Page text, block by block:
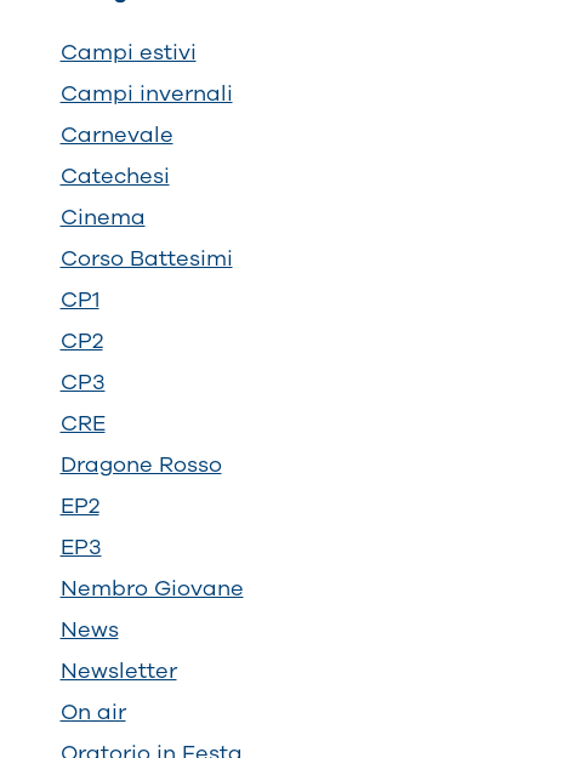
Campi estivi
Campi invernali
Carnevale
Catechesi
Cinema
Corso Battesimi
CP1
CP2
CP3
CRE
Dragone Rosso
EP2
EP3
Nembro Giovane
News
Newsletter
On air